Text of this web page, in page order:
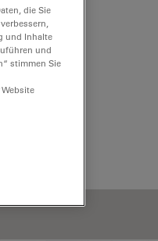
die Sie
und Inhalte
und
stimmen Sie